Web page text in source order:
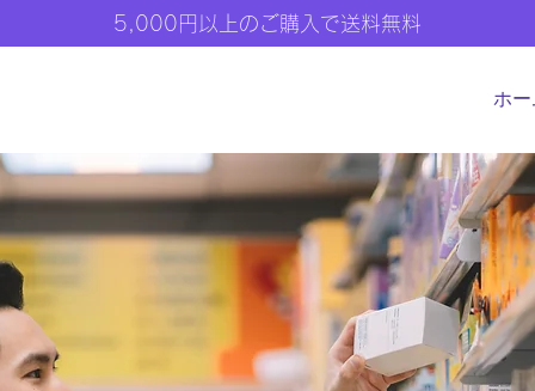
5,000円以上のご購入で送料無料
ホ